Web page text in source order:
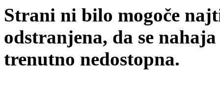
Strani ni bilo mogoče
odstranjena, da se
trenutno nedostopna.